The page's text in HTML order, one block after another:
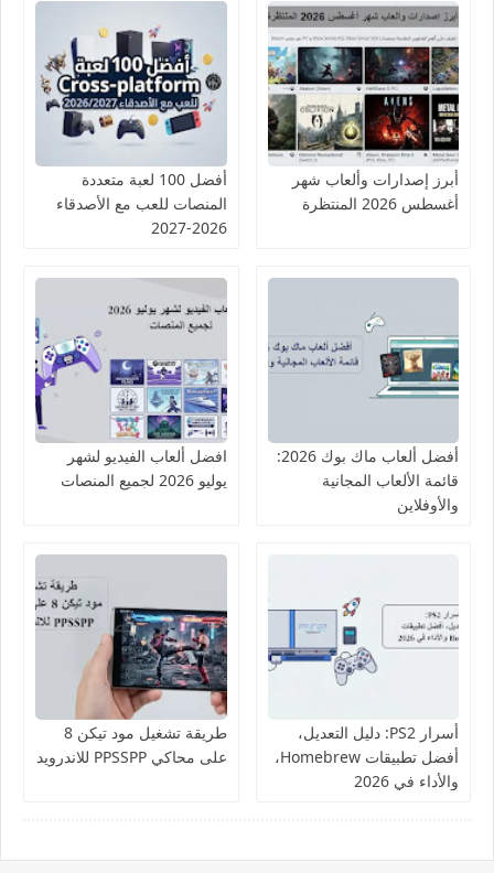
أبرز إصدارات وألعاب شهر
أغسطس 2026 المنتظرة
أفضل 100 لعبة متعددة
المنصات للعب مع الأصدقاء
2026-2027
أفضل ألعاب ماك بوك 2026:
قائمة الألعاب المجانية
والأوفلاين
افضل ألعاب الفيديو لشهر
يوليو 2026 لجميع المنصات
أسرار PS2: دليل التعديل،
أفضل تطبيقات Homebrew،
والأداء في 2026
طريقة تشغيل مود تيكن 8
على محاكي PPSSPP للاندرويد